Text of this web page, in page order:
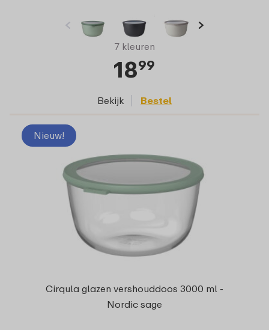
7 kleuren
1899
Bekijk Bestel
Nieuw!
Cirqula glazen vershouddoos 3000 ml -
Nordic sage